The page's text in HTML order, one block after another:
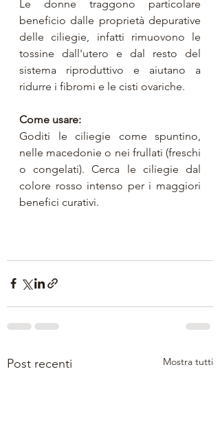
Le donne traggono particolare
beneficio dalle proprietà depurative
delle ciliegie, infatti rimuovono le
tossine dall'utero e dal resto del
sistema riproduttivo e aiutano a
ridurre i fibromi e le cisti ovariche.
Come usare:
Goditi le ciliegie come spuntino,
nelle macedonie o nei frullati (freschi
o congelati). Cerca le ciliegie dal
colore rosso intenso per i maggiori
benefici curativi.
Post recenti Mostra tutti